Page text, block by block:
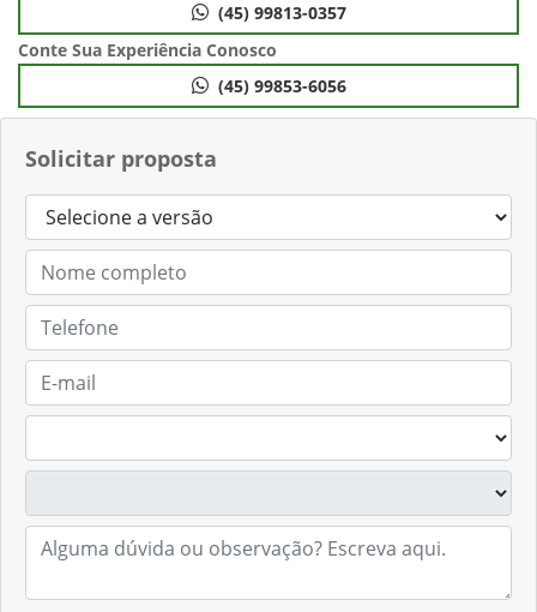
Solicitar proposta
(45) 99813-0357
Conte Sua Experiência Conosco
(45) 99853-6056